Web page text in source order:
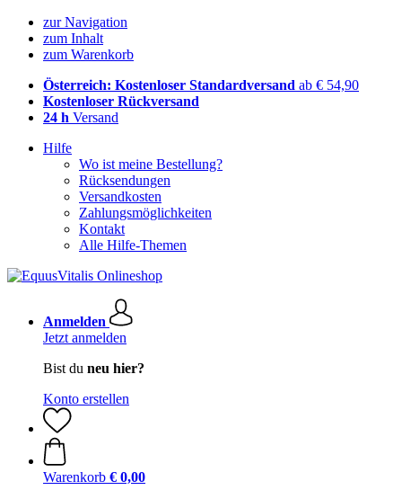
zur Navigation
zum Inhalt
zum Warenkorb
Österreich: Kostenloser Standardversand ab € 54,90
Kostenloser Rückversand
24 h Versand
Hilfe
Wo ist meine Bestellung?
Rücksendungen
Versandkosten
Zahlungsmöglichkeiten
Kontakt
Alle Hilfe-Themen
Anmelden
Jetzt anmelden
Bist du neu hier?
Konto erstellen
Warenkorb € 0,00